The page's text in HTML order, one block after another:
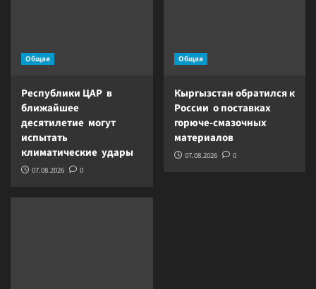
Общая
Республики ЦАР в
ближайшее
десятилетие могут
испытать
климатические удары
07.08.2026 0
Общая
Кыргызстан обратился к
России о поставках
горюче-смазочных
материалов
07.08.2026 0